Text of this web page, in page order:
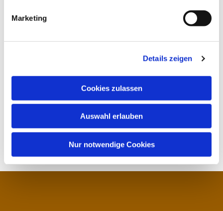
Marketing
Details zeigen
Cookies zulassen
Auswahl erlauben
Nur notwendige Cookies